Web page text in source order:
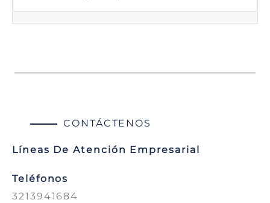
CONTÁCTENOS
Líneas De Atención Empresarial
Teléfonos
3213941684